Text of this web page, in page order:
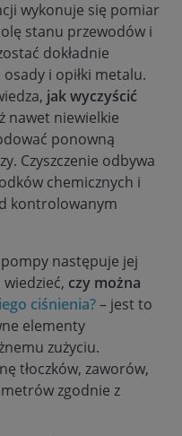
wykonuje się pomiar
stanu przewodów i
dokładnie
i opiłki metalu.
jak wyczyścić
nawet niewielkie
ponowną
Czyszczenie odbywa
chemicznych i
kontrolowanym
następuje jej
czy można
ciśnienia?– jest to
elementy
zużyciu.
tłoczków, zaworów,
zgodnie z